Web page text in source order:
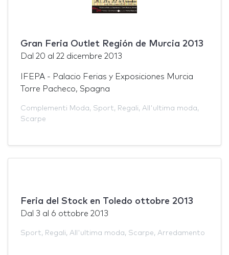
Gran Feria Outlet Región de Murcia 2013
Dal 20 al 22 dicembre 2013
IFEPA - Palacio Ferias y Exposiciones Murcia
Torre Pacheco, Spagna
Complementi Moda, Sport, Regali, All'ultima moda,
Scarpe
Feria del Stock en Toledo ottobre 2013
Dal 3 al 6 ottobre 2013
Sport, Regali, All'ultima moda, Scarpe, Arredamento